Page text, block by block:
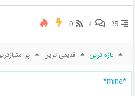
25
4
0
تازه ترین قدیمی ترین پر
*mina*